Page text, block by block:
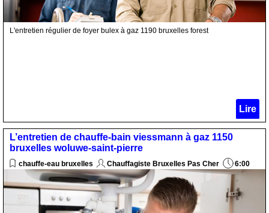
L'entretien régulier de foyer bulex à gaz 1190 bruxelles forest
Lire
L’entretien de chauffe-bain viessmann à gaz 1150
bruxelles woluwe-saint-pierre
chauffe-eau bruxelles Chauffagiste Bruxelles Pas Cher 6:00